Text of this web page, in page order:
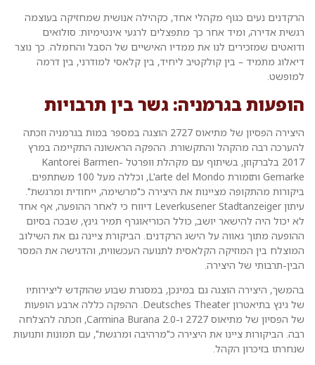
הרקדנים נעים כגוף מקהלי אחד, כקהילה אנושית שמחזיקה בעוצמה
רגשית אדירה, ומיד אחר כך מתפצלים לרגעי אינטימיות: סולואים
ודואטים שמזכירים לנו את ממדיו האישיים של הסבל והחמלה. כך נוצר
דיאלוג מתמיד – בין קולקטיב ליחיד, בין קלאסי למודרני, בין דרמה
למופשט.
הופעות בגרמניה: גשר בין תרבויות
היצירה הפסיון של מתיאוס 2727 הוצגה במספר במות בגרמניה וזכתה
להערכה רבה מהקהל והתקשורת. ההפקה הראשונה התקיימה במרץ
2017 בלברקוזן, בשיתוף עם מקהלת וופרטל Kantorei Barmen-
Gemarke ותזמורת L'arte del Mondo, וכללה מעל 100 משתתפים.
ביקורות מהתקופה מציינות את היצירה כ"מרשימה, ייחודית ומרגשת".
עיתון Leverkusener Stadtanzeiger דיווח כי לאחר ההופעה, אף אחד
לא יכול היה להישאר יושב, כולל הכוריאוגרף תמיר גינץ, שבכה בסיום
ההופעה מתוך גאווה על הישג הרקדנים. הביקורת ציינה גם את השילוב
המוצלח בין המוזיקה הקלאסית לתנועה העכשווית, והדגישה את המסר
הבין-תרבותי של היצירה.
בהמשך, היצירה הוצגה גם במינכן, במסגרת שבוע שהוקדש ליצירותיו
של גינץ בתיאטרון Deutsches Theater. ההפקה כללה ארבע הופעות
של הפסיון של מתיאוס 2727 ו-Carmina Burana 2.0, וזכתה להצלחה
רבה. הביקורות ציינו את היצירה כ"מרהיבה ומרגשת", עם תמונות ותנועות
שנחרתו בזיכרון הקהל.